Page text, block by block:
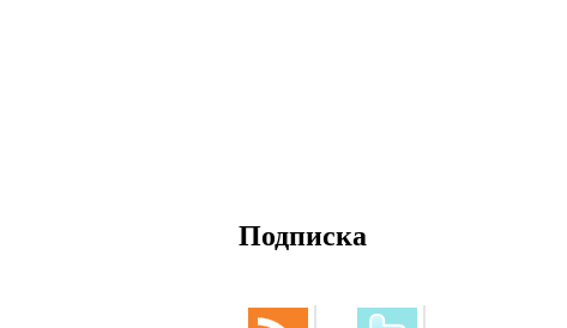
Подписка